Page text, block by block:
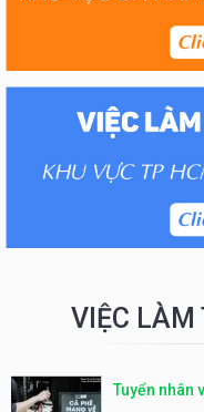
VIỆC LÀM
Tuyển nhân